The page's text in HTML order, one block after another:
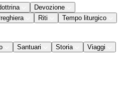
Devozione
Riti
Tempo liturgico
Santuari Storia Viaggi